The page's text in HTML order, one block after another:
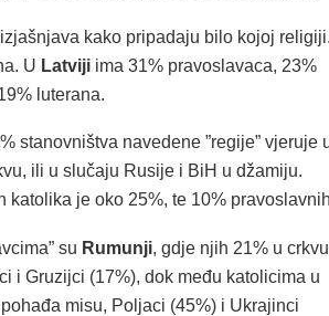
kako pripadaju bilo kojoj
U Latvijiima 31% pravoslavaca, 23%
luterana.
stanovništva navedene ”regije” vjeruje
ili u slučaju Rusije i BiH u džamiju.
katolika je oko 25%, te 10%
su Rumunji, gdje njih 21% u crkvu
i Gruzijci (17%), dok među katolicima u
misu, Poljaci (45%) i Ukrajinci